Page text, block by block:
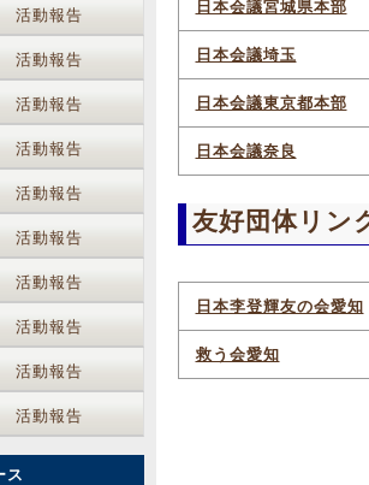
日本会議宮城県本部
日本会議埼玉
日本会議東京都本部
日本会議奈良
友好団体リン
日本李登輝友の会愛知
救う会愛知
活動報告
活動報告
活動報告
活動報告
活動報告
活動報告
活動報告
活動報告
活動報告
活動報告
ス